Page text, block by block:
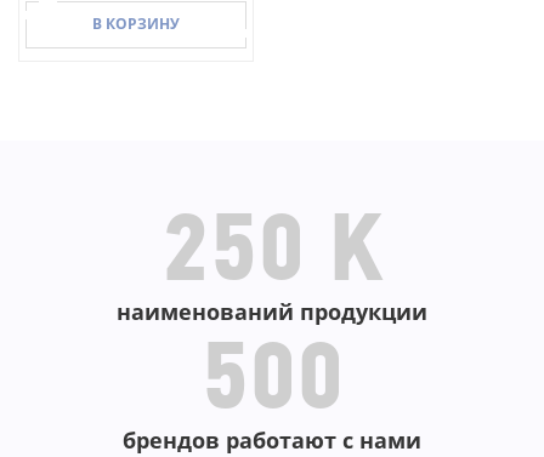
В КОРЗИНУ
250 K
наименований продукции
500
брендов работают с нами